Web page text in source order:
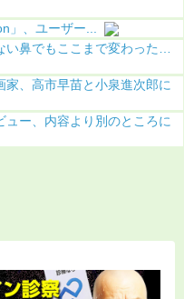
」、ユーザー...
い鼻でもここまで変わった…
家、高市早苗と小泉進次郎に
ュー、内容より別のところに